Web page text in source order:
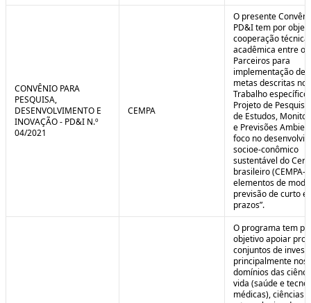
CONVÊNIO PARA
PESQUISA,
DESENVOLVIMENTO E
INOVAÇÃO - PD&I N.º
04/2021
CEMPA
O presente
PD&I tem por
cooperação técnica
acadêmica entre os
Parceiros para
implementação de
metas descritas no
Trabalho específico
Projeto de
de Estudos,
e Previsões
foco no
socioe-conômico
sustentável do
brasileiro (CEMPA-
elementos de
previsão de curto e
prazos”.
O programa tem
objetivo apoiar
conjuntos de
principalmente nos
domínios das
vida (saúde e
médicas), ciências